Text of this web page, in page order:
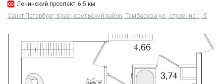
Ленинский проспект 6.5 км
Санкт-Петербург, Красносельский район, Тамбасова ул., строение 1, 5